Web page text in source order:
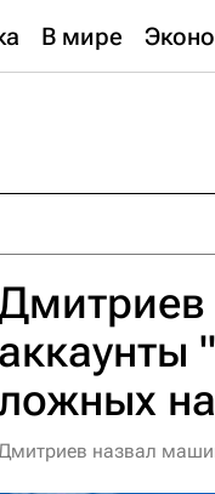
В мире
аккаунты
назвал